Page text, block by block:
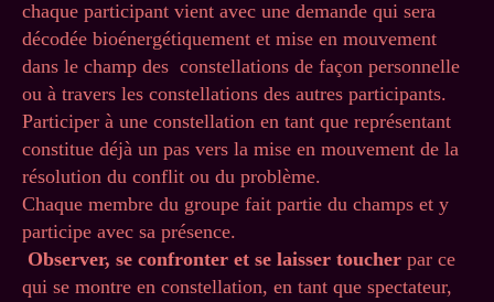
chaque participant vient avec une demande qui sera
décodée bioénergétiquement et mise en mouvement
dans le champ des constellations de façon personnelle
ou à travers les constellations des autres participants.
Participer à une constellation en tant que représentant
constitue déjà un pas vers la mise en mouvement de la
résolution du conflit ou du problème.
Chaque membre du groupe fait partie du champs et y
participe avec sa présence.
Observer, se confronter et se laisser toucher par ce
qui se montre en constellation, en tant que spectateur,